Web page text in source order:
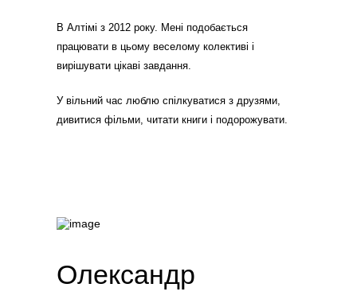
В Алтімі з 2012 року. Мені подобається
працювати в цьому веселому колективі і
вирішувати цікаві завдання.
У вільний час люблю спілкуватися з друзями,
дивитися фільми, читати книги і подорожувати.
Олександр